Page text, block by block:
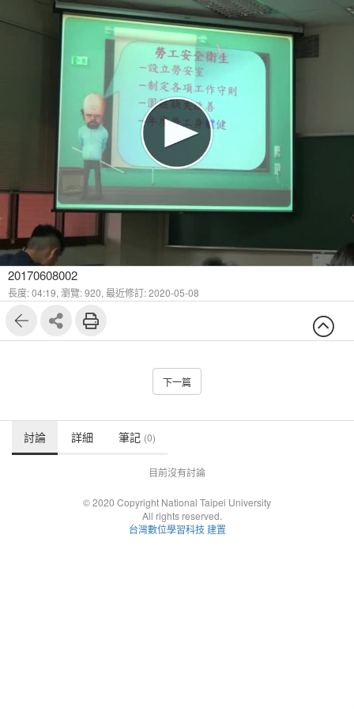
20170608002
長度: 04:19, 瀏覽: 920, 最近修訂: 2020-05-08
下一篇
討論 詳細 筆記 (0)
目前沒有討論
© 2020 Copyright National Taipei University
All rights reserved.
台灣數位學習科技 建置